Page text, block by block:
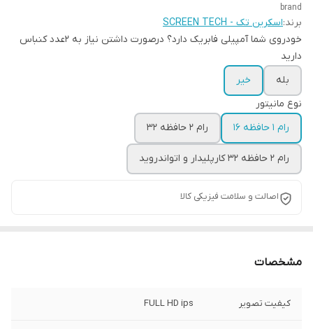
brand
برند:اسکرین تک - SCREEN TECH
خودروی شما آمپیلی فابریک دارد؟ درصورت داشتن نیاز به 2عدد کنباس
دارید
بله
خیر
نوع مانیتور
رام 1 حافظه 16
رام 2 حافظه 32
رام 2 حافظه 32 کارپلیدار و اتواندروید
اصالت و سلامت فیزیکی کالا
مشخصات
کیفیت تصویر FULL HD ips